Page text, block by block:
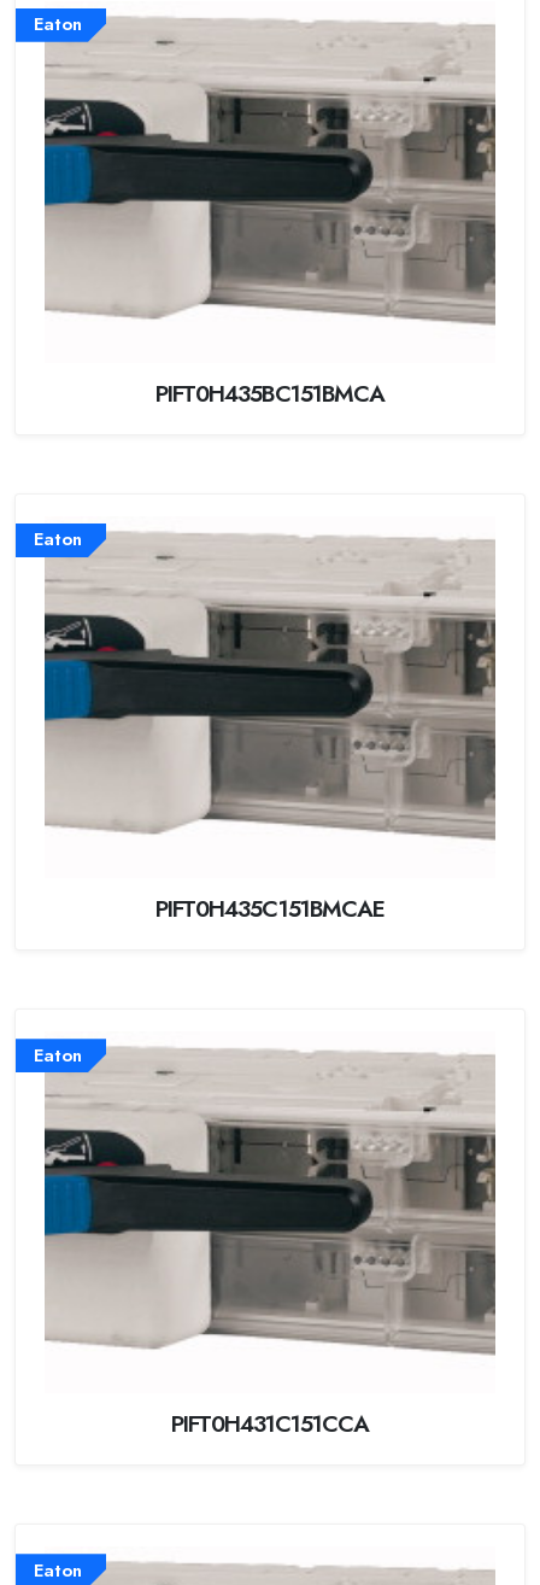
Eaton
PIFT0H435BC151BMCA
Eaton
PIFT0H435C151BMCAE
Eaton
PIFT0H431C151CCA
Eaton